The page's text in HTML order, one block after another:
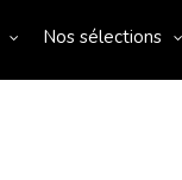
Nos sélections